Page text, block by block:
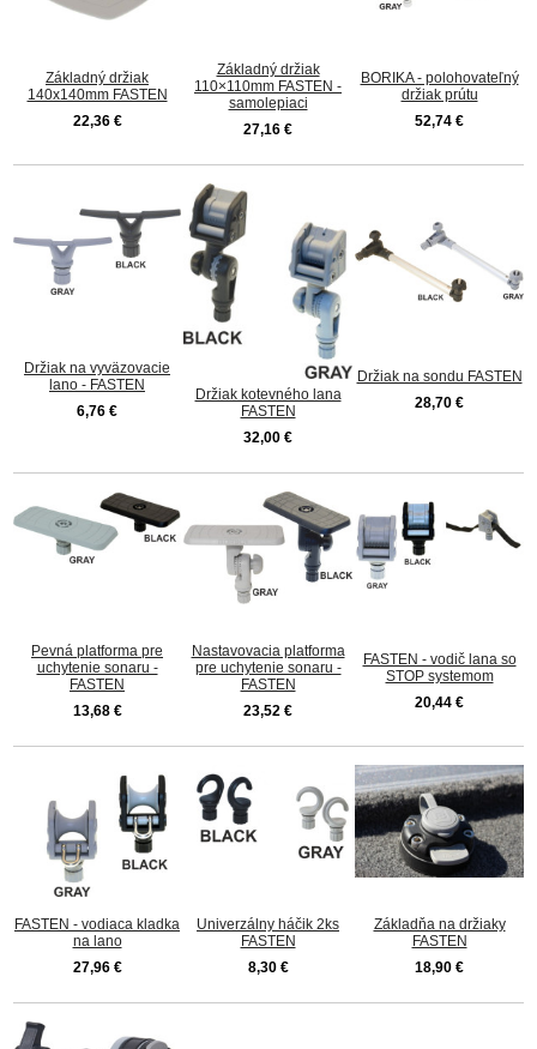
Základný držiak
140x140mm FASTEN
22,36 €
Základný držiak
110×110mm FASTEN -
samolepiaci
27,16 €
BORIKA - polohovateľný
držiak prútu
52,74 €
Držiak na vyväzovacie
lano - FASTEN
6,76 €
Držiak kotevného lana
FASTEN
32,00 €
Držiak na sondu FASTEN
28,70 €
Pevná platforma pre
uchytenie sonaru -
FASTEN
13,68 €
Nastavovacia platforma
pre uchytenie sonaru -
FASTEN
23,52 €
FASTEN - vodič lana so
STOP systemom
20,44 €
FASTEN - vodiaca kladka
na lano
27,96 €
Univerzálny háčik 2ks
FASTEN
8,30 €
Základňa na držiaky
FASTEN
18,90 €